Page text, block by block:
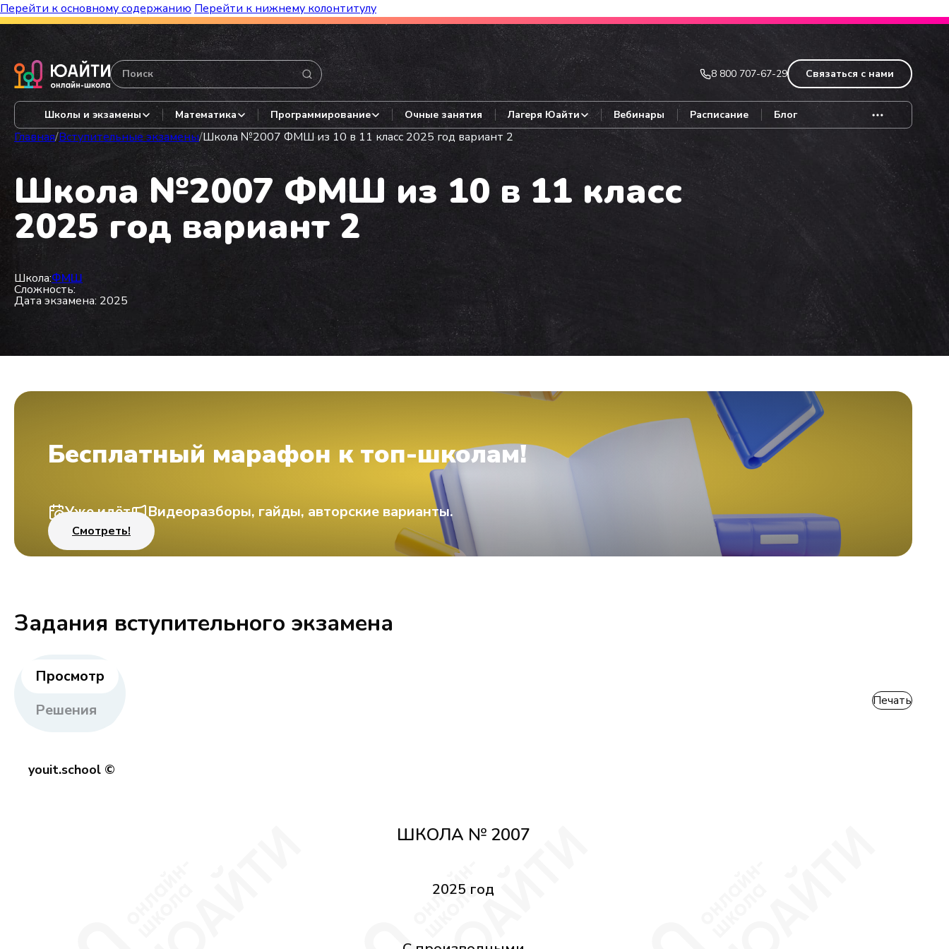
Перейти к основному содержанию Перейти к нижнему колонтитулу
Бесплатный марафон к топ-школам! Видеоразборы, гайды, авторские варианты.
8 800 707-67-29 Связаться с нами
Школы и экзамены Математика Программирование Очные занятия Лагеря Юайти Вебинары Расписание Блог
Главная/Вступительные экзамены/Школа №2007 ФМШ из 10 в 11 класс 2025 год вариант 2
Школа №2007 ФМШ из 10 в 11 класс
2025 год вариант 2
Школа:ФМШ
Сложность:
Дата экзамена: 2025
Бесплатный марафон к топ-школам!
Уже идёт Видеоразборы, гайды, авторские варианты.
Смотреть!
Задания вступительного экзамена
Просмотр
Решения
Печать
youit.school ©
ШКОЛА № 2007
2025 год